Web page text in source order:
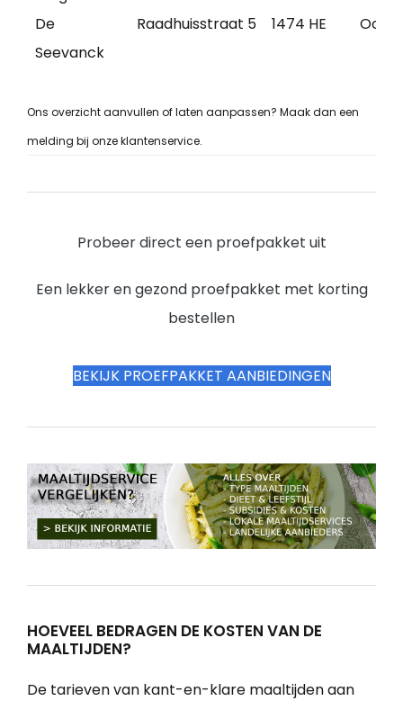
De
Seevanck
Raadhuisstraat 5 1474 HE
Ons overzicht aanvullen of laten aanpassen? Maak dan een
melding bij onze klantenservice.
Probeer direct een proefpakket uit
Een lekker en gezond proefpakket met korting
bestellen
BEKIJK PROEFPAKKET AANBIEDINGEN
HOEVEEL BEDRAGEN DE KOSTEN VAN DE
MAALTIJDEN?
De tarieven van kant-en-klare maaltijden aan